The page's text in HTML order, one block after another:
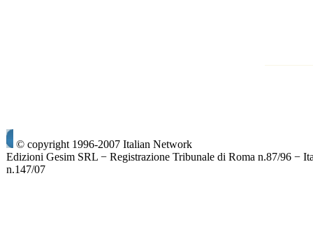
© copyright 1996-2007 Italian Network
Edizioni Gesim SRL − Registrazione Tribunale di Roma n.87/96 −
n.147/07